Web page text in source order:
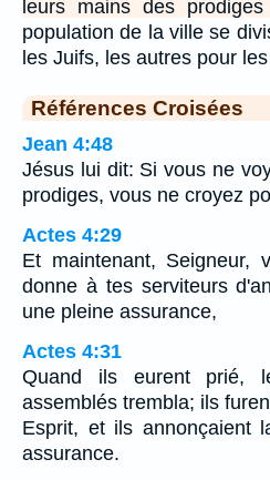
leurs mains des
population de la ville se
les Juifs, les autres pour
Références Croisées
Jean 4:48
Jésus lui dit: Si vous ne
prodiges, vous ne croyez
Actes 4:29
Et maintenant, Seigneur,
donne à tes serviteurs
une pleine assurance,
Actes 4:31
Quand ils eurent prié,
assemblés trembla; ils
Esprit, et ils annonçaient
assurance.